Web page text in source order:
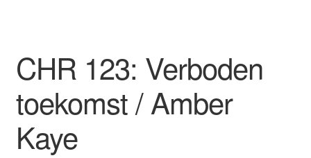
CHR 123: Verboden
toekomst / Amber
Kaye